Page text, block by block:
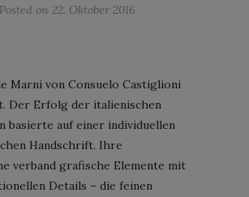
Posted on 22. Oktober 2016
Marni von Consuelo Castiglioni
Der Erfolg der italienischen
basierte auf einer individuellen
Handschrift. Ihre
verband grafische Elemente mit
Details – die feinen